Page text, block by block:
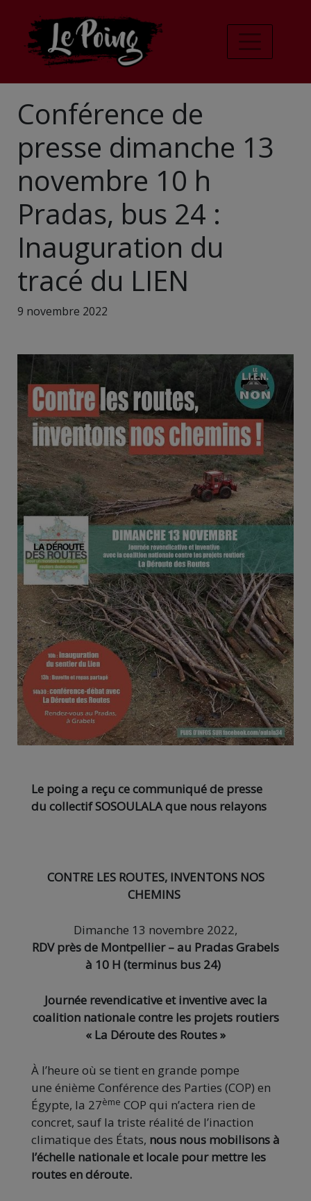
Conférence de
presse dimanche 13
novembre 10 h
Pradas, bus 24 :
Inauguration du
tracé du LIEN
9 novembre 2022
Le poing a reçu ce communiqué de presse
du collectif SOSOULALA que nous relayons
CONTRE LES ROUTES, INVENTONS NOS
CHEMINS
Dimanche 13 novembre 2022,
RDV près de Montpellier – au Pradas Grabels
à 10 H (terminus bus 24)
Journée revendicative et inventive avec la
coalition nationale contre les projets routiers
« La Déroute des Routes »
À l’heure où se tient en grande pompe
une énième Conférence des Parties (COP) en
Égypte, la 27ème COP qui n’actera rien de
concret, sauf la triste réalité de l’inaction
climatique des États, nous nous mobilisons à
l’échelle nationale et locale pour mettre les
routes en déroute.